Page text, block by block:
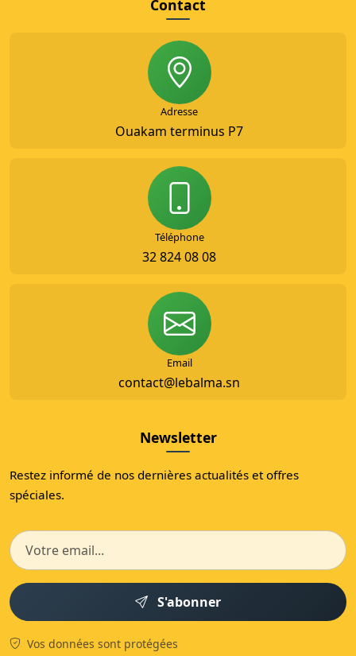
Contact
Adresse
Ouakam terminus P7
Téléphone
32 824 08 08
Email
contact@lebalma.sn
Newsletter
Restez informé de nos dernières actualités et offres
spéciales.
S'abonner
Vos données sont protégées